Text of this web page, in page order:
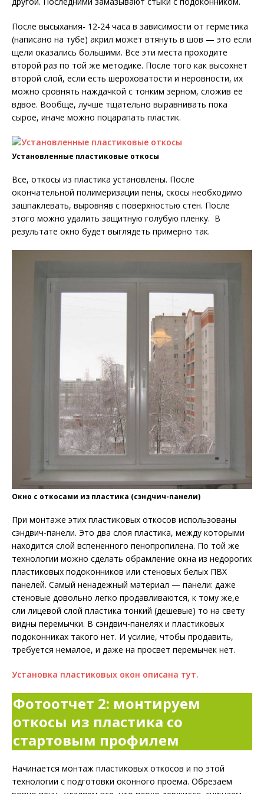
После высыхания- 12-24 часа в зависимости от герметика
(написано на тубе) акрил может втянуть в шов — это если
щели оказались большими. Все эти места проходите
второй раз по той же методике. После того как высохнет
второй слой, если есть шероховатости и неровности, их
можно сровнять наждачкой с тонким зерном, сложив ее
вдвое. Вообще, лучше тщательно выравнивать пока
сырое, иначе можно поцарапать пластик.
Установленные пластиковые откосы
Все, откосы из пластика установлены. После
окончательной полимеризации пены, скосы необходимо
зашпаклевать, выровняв с поверхностью стен. После
этого можно удалить защитную голубую пленку. В
результате окно будет выглядеть примерно так.
Окно с откосами из пластика (сэндчич-панели)
При монтаже этих пластиковых откосов использованы
сэндвич-панели. Это два слоя пластика, между которыми
находится слой вспененного пенопропилена. По той же
технологии можно сделать обрамление окна из недорогих
пластиковых подоконников или стеновых белых ПВХ
панелей. Самый ненадежный материал — панели: даже
стеновые довольно легко продавливаются, к тому же,е
сли лицевой слой пластика тонкий (дешевые) то на свету
видны перемычки. В сэндвич-панелях и пластиковых
подоконниках такого нет. И усилие, чтобы продавить,
требуется немалое, и даже на просвет перемычек нет.
Установка пластиковых окон описана тут.
Фотоотчет 2: монтируем
откосы из пластика со
стартовым профилем
Начинается монтаж пластиковых откосов и по этой
технологии с подготовки оконного проема. Обрезаем